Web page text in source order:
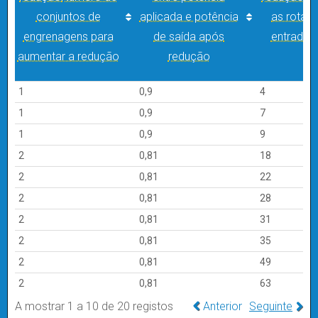
conjuntos de
engrenagens para
aumentar a redução
aplicada e potência
de saída após
redução
as
entrada
redução
engrenagens para
aumentar a redução
Eficiência
aplicada e potência
de saída após
redução
redução
entrada
1 0,9
4
1
0,9
7
1
0,9
9
2
0,81
18
2
0,81
22
2
0,81
28
2
0,81
31
2
0,81
35
2
0,81
49
2
0,81 63
A mostrar 1 a 10 de 20 registos Anterior Seguinte